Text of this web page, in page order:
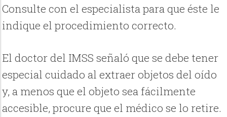
Consulte con el especialista para que éste le
indique el procedimiento correcto.
El doctor del IMSS señaló que se debe tener
especial cuidado al extraer objetos del oído
y, a menos que el objeto sea fácilmente
accesible, procure que el médico se lo retire.